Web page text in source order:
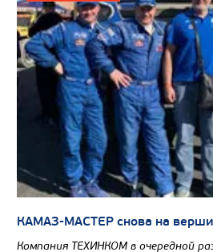
САМОСВАЛ КАМАЗ-65802
КАМАЗ-МАСТЕР снова на
Компания ТЕХИНКОМ в очередной